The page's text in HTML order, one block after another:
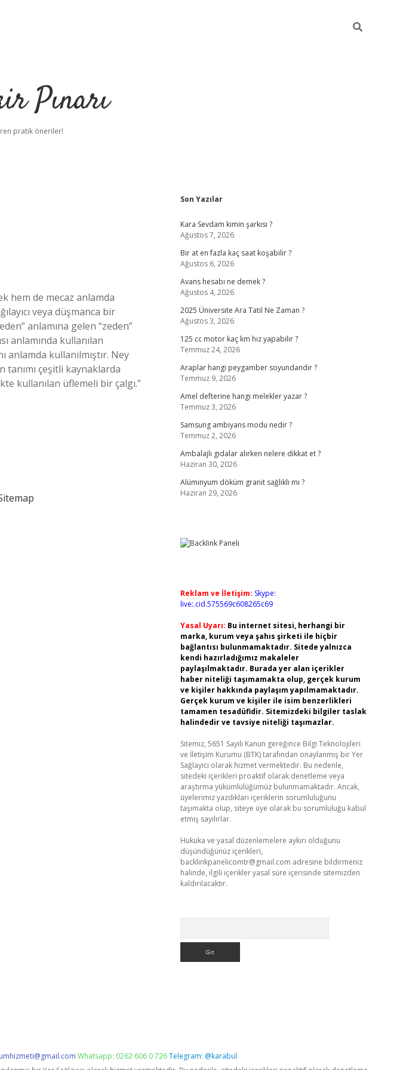
Pınarı
pratik öneriler!
hem de mecaz anlamda
veya düşmanca bir
anlamına gelen “zeden”
anlamında kullanılan
kullanılmıştır. Ney
tanımı çeşitli kaynaklarda
kullanılan üflemeli bir çalgı.”
Sidebar
Son Yazılar
Kara Sevdam kimin şarkısı ?
Ağustos 7, 2026
Bir at en fazla kaç saat koşabilir ?
Ağustos 6, 2026
Avans hesabı ne demek ?
Ağustos 4, 2026
2025 Üniversite Ara Tatil Ne Zaman ?
Ağustos 3, 2026
125 cc motor kaç km hız yapabilir ?
Temmuz 24, 2026
Araplar hangi peygamber soyundandır ?
Temmuz 9, 2026
Amel defterine hangi melekler yazar ?
Temmuz 3, 2026
Samsung ambiyans modu nedir ?
Temmuz 2, 2026
Ambalajlı gıdalar alırken nelere dikkat et ?
Haziran 30, 2026
Alüminyum döküm granit sağlıklı mı ?
Haziran 29, 2026
Reklam ve İletişim: Skype:
live:.cid.575569c608265c69
Yasal Uyarı: Bu internet sitesi, herhangi bir
marka, kurum veya şahıs şirketi ile hiçbir
bağlantısı bulunmamaktadır. Sitede yalnızca
kendi hazırladığımız makaleler
paylaşılmaktadır. Burada yer alan içerikler
haber niteliği taşımamakta olup, gerçek kurum
ve kişiler hakkında paylaşım yapılmamaktadır.
Gerçek kurum ve kişiler ile isim benzerlikleri
tamamen tesadüfidir. Sitemizdeki bilgiler taslak
halindedir ve tavsiye niteliği taşımazlar.
Sitemiz, 5651 Sayılı Kanun gereğince Bilgi Teknolojileri
ve İletişim Kurumu (BTK) tarafından onaylanmış bir Yer
Sağlayıcı olarak hizmet vermektedir. Bu nedenle,
sitedeki içerikleri proaktif olarak denetleme veya
araştırma yükümlülüğümüz bulunmamaktadır. Ancak,
üyelerimiz yazdıkları içeriklerin sorumluluğunu
taşımakta olup, siteye üye olarak bu sorumluluğu kabul
etmiş sayılırlar.
Hukuka ve yasal düzenlemelere aykırı olduğunu
düşündüğünüz içerikleri,
backlinkpanelicomtr@gmail.com adresine bildirmeniz
halinde, ilgili içerikler yasal süre içerisinde sitemizden
kaldırılacaktır.
Whatsapp: 0262 606 0 726Telegram: @karabul